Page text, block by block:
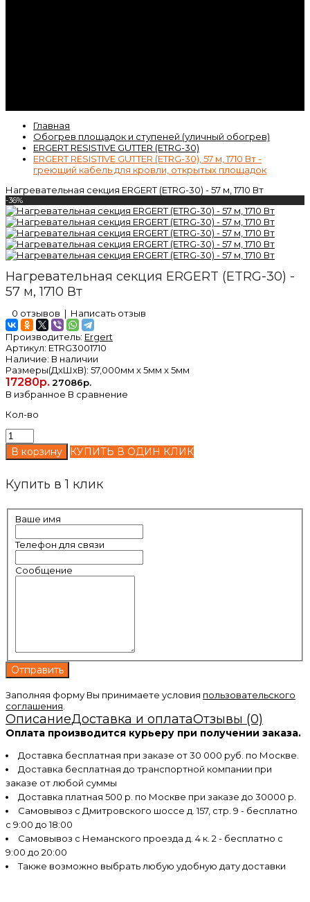
Главная
Обогрев площадок и ступеней (уличный обогрев)
ERGERT RESISTIVE GUTTER (ETRG-30)
ERGERT RESISTIVE GUTTER (ETRG-30), 57 м, 1710 Вт -
греющий кабель для кровли, открытых площадок
Нагревательная секция ERGERT (ETRG-30) - 57 м, 1710 Вт
-36%
Нагревательная секция ERGERT (ETRG-30) -
57 м, 1710 Вт
0 отзывов | Написать отзыв
Производитель: Ergert
Артикул: ETRG3001710
Наличие: В наличии
Размеры(ДxШxВ): 57,000мм x 5мм x 5мм
17280р. 27086р.
В избранное В сравнение
Кол-во
КУПИТЬ В ОДИН КЛИК
Купить в 1 клик
Ваше имя
Телефон для связи
Сообщение
Заполняя форму Вы принимаете условия пользовательского
соглашения
ОписаниеДоставка и оплатаОтзывы (0)
Оплата производится курьеру при получении заказа.
Доставка бесплатная при заказе от 30 000 руб. по Москве.
Доставка бесплатная до транспортной компании при
заказе от любой суммы
Доставка платная 500 р. по Москве при заказе до 30000 р.
Самовывоз с Дмитровского шоссе д. 157, стр. 9 - бесплатно
с 9:00 до 18:00
Самовывоз с Неманского проезда д. 4 к. 2 - бесплатно с
9:00 до 20:00
Также возможно выбрать любую удобную дату доставки